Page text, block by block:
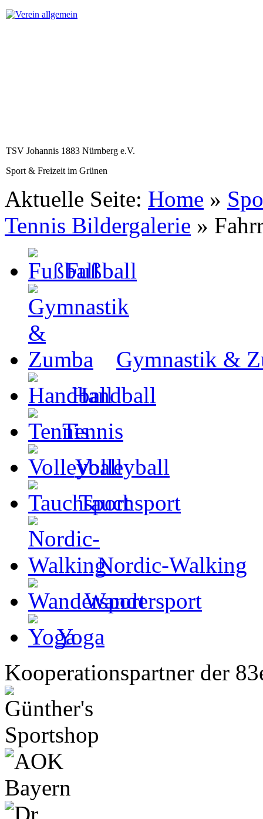
TSV Johannis 1883 Nürnberg e.V.
Sport & Freizeit im Grünen
Aktuelle Seite: Home »
Tennis Bildergalerie »
Fußball
Gymnastik &
Handball
Tennis
Volleyball
Tauchsport
Nordic-Walking
Wandersport
Yoga
Kooperationspartner der